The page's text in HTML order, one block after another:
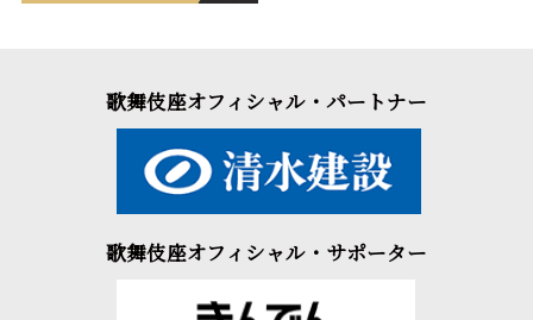
歌舞伎座オフィシャル・パートナー
歌舞伎座オフィシャル・サポーター